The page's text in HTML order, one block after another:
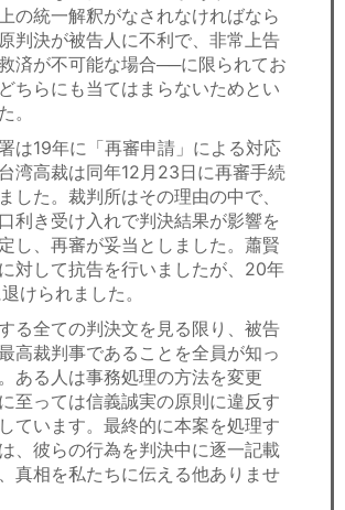
の統一解釈がなされなければなら
判決が被告人に不利で、非常上告
済が不可能な場合──に限られてお
ちらにも当てはまらないためとい
。
は19年に「再審申請」による対応
湾高裁は同年12月23日に再審手続
した。裁判所はその理由の中で、
利き受け入れで判決結果が影響を
し、再審が妥当としました。蕭賢
対して抗告を行いましたが、20年
けられました。
る全ての判決文を見る限り、被告
高裁判事であることを全員が知っ
ある人は事務処理の方法を変更
至っては信義誠実の原則に違反す
ています。最終的に本案を処理す
、彼らの行為を判決中に逐一記載
真相を私たちに伝える他ありませ